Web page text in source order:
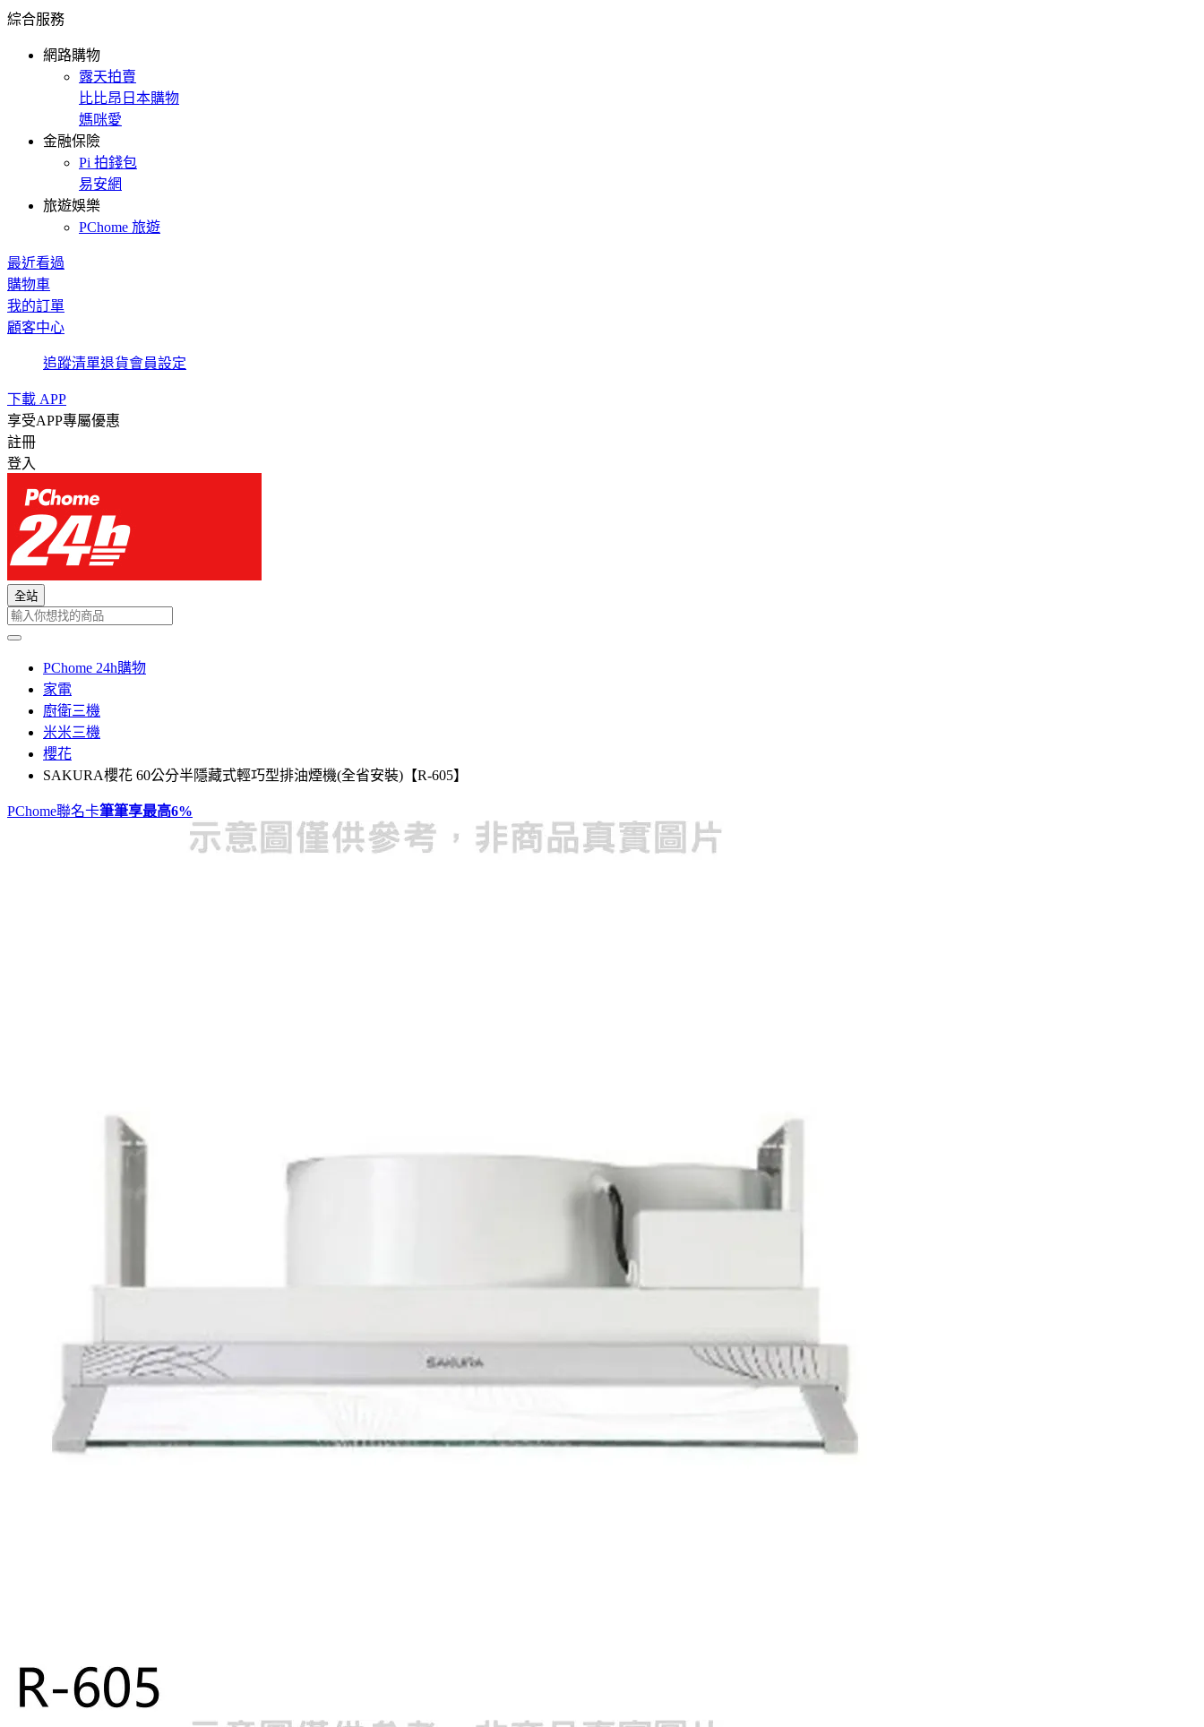
綜合服務
網路購物
露天拍賣
比比昂日本購物
媽咪愛
金融保險
Pi 拍錢包
易安網
旅遊娛樂
PChome 旅遊
最近看過
購物車
我的訂單
顧客中心
追蹤清單退貨會員設定
下載 APP
享受APP專屬優惠
註冊
登入
全站
PChome 24h購物
家電
廚衛三機
米米三機
櫻花
SAKURA櫻花 60公分半隱藏式輕巧型排油煙機(全省安裝)【R-605】
PChome聯名卡筆筆享最高6%